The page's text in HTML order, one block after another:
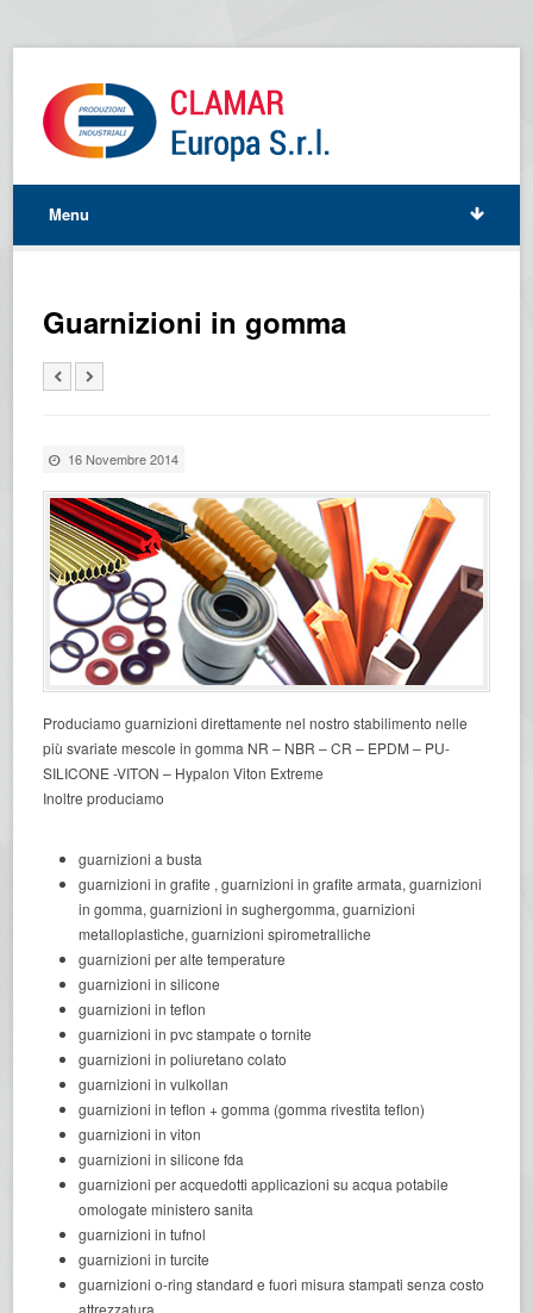
Menu
Guarnizioni in gomma
16 Novembre 2014
Produciamo guarnizioni direttamente nel nostro stabilimento nelle
più svariate mescole in gomma NR – NBR – CR – EPDM – PU-
SILICONE -VITON – Hypalon Viton Extreme
Inoltre produciamo
guarnizioni a busta
guarnizioni in grafite , guarnizioni in grafite armata, guarnizioni
in gomma, guarnizioni in sughergomma, guarnizioni
metalloplastiche, guarnizioni spirometralliche
guarnizioni per alte temperature
guarnizioni in silicone
guarnizioni in teflon
guarnizioni in pvc stampate o tornite
guarnizioni in poliuretano colato
guarnizioni in vulkollan
guarnizioni in teflon + gomma (gomma rivestita teflon)
guarnizioni in viton
guarnizioni in silicone fda
guarnizioni per acquedotti applicazioni su acqua potabile
omologate ministero sanita
guarnizioni in tufnol
guarnizioni in turcite
guarnizioni o-ring standard e fuori misura stampati senza costo
attrezzatura